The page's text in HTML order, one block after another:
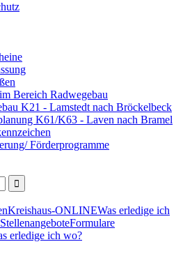
Bereich Radwegebau
K21 - Lamstedt nach Bröckelbeck
K61/K63 - Laven nach Bramel
Förderprogramme
Kreishaus-ONLINEWas erledige ich
StellenangeboteFormulare
erledige ich wo?